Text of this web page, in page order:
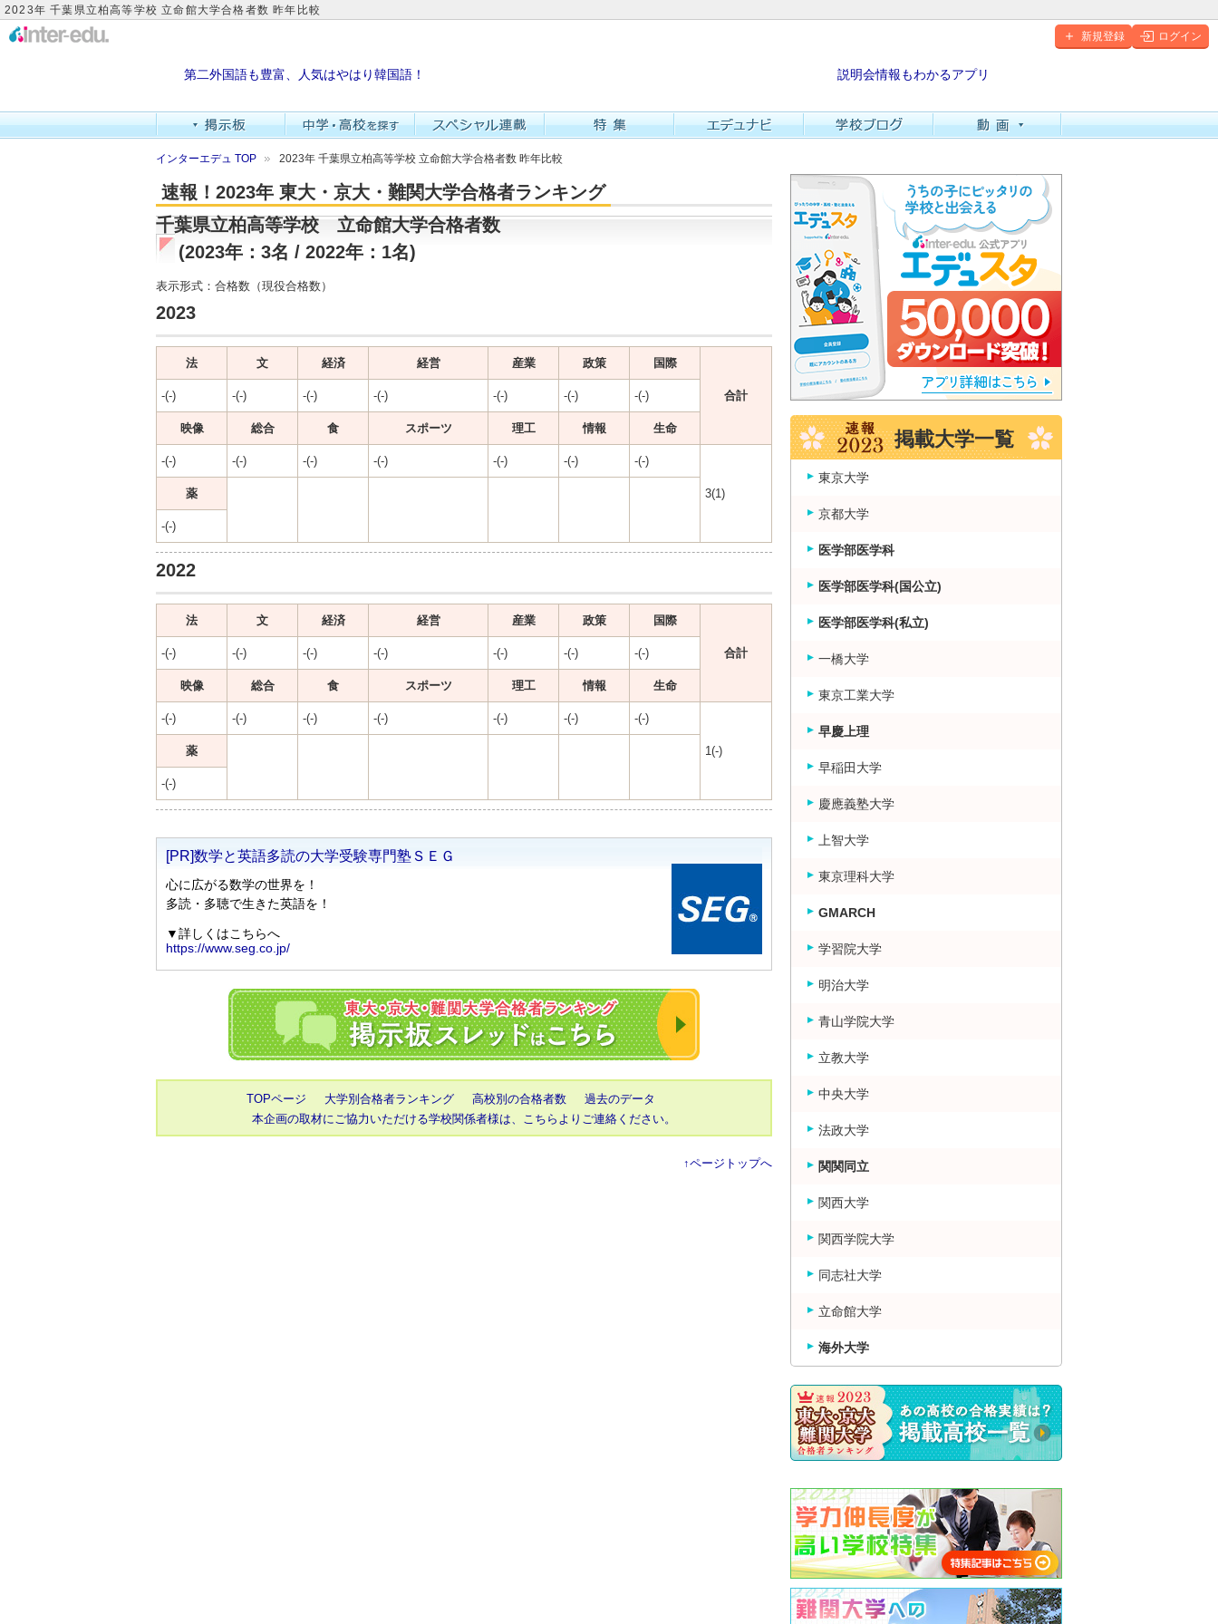
2023年 千葉県立柏高等学校 立命館大学合格者数 昨年比較
新規登録 ログイン
第二外国語も豊富、人気はやはり韓国語！ 説明会情報もわかるアプリ
インターエデュ TOP 2023年 千葉県立柏高等学校 立命館大学合格者数 昨年比較
速報！2023年 東大・京大・難関大学合格者ランキング
千葉県立柏高等学校 立命館大学合格者数
(2023年：3名 / 2022年：1名)
表示形式：合格数（現役合格数）
2023
法 文 経済 経営 産業 政策 国際
合計
-(-) -(-) -(-) -(-) -(-) -(-) -(-)
映像 総合 食 スポーツ 理工 情報 生命
-(-) -(-) -(-) -(-) -(-) -(-) -(-)
3(1)
薬
-(-)
2022
法 文 経済 経営 産業 政策 国際
合計
-(-) -(-) -(-) -(-) -(-) -(-) -(-)
映像 総合 食 スポーツ 理工 情報 生命
-(-) -(-) -(-) -(-) -(-) -(-) -(-)
1(-)
薬
-(-)
TOPページ 大学別合格者ランキング 高校別の合格者数
過去のデータ
本企画の取材にご協力いただける学校関係者様は、こちらよりご連絡ください。
↑ページトップへ
掲載大学一覧
東京大学
京都大学
医学部医学科
医学部医学科(国公立)
医学部医学科(私立)
一橋大学
東京工業大学
早慶上理
早稲田大学
慶應義塾大学
上智大学
東京理科大学
GMARCH
学習院大学
明治大学
青山学院大学
立教大学
中央大学
法政大学
関関同立
関西大学
関西学院大学
同志社大学
立命館大学
海外大学